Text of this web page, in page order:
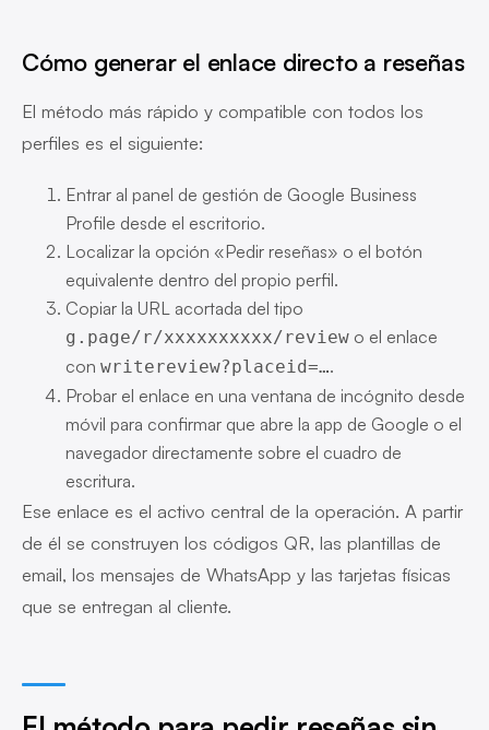
Cómo generar el enlace directo a reseñas
El método más rápido y compatible con todos los
perfiles es el siguiente:
Entrar al panel de gestión de Google Business
Profile desde el escritorio.
Localizar la opción «Pedir reseñas» o el botón
equivalente dentro del propio perfil.
Copiar la URL acortada del tipo
g.page/r/xxxxxxxxxx/review o el enlace
con writereview?placeid=….
Probar el enlace en una ventana de incógnito desde
móvil para confirmar que abre la app de Google o el
navegador directamente sobre el cuadro de
escritura.
Ese enlace es el activo central de la operación. A partir
de él se construyen los códigos QR, las plantillas de
email, los mensajes de WhatsApp y las tarjetas físicas
que se entregan al cliente.